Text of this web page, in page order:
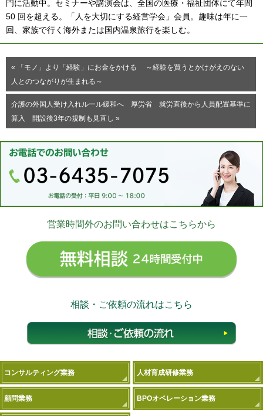
門に活動中。セミナーや講演会は、全国の医療・福祉団体にて年間
50 回を超える。「人を大切にする経営学会」会員。趣味は年に一
回、家族で行く海外または国内温泉旅行を楽しむ。
« 「モノ」より「経験」にお金をかける ～経験を買うとかけがえのない
人とのつながりが生まれる～
介護の外国人受け入れルール緩和へ 厚労省 就労直後から人員配置基準に
算入 開設後3年の規制も見直し »
営業時間外のお問い合わせはこちらから
相談・ご依頼の流れはこちら
コンサルティング業務 人材育成研修業務
顧問業務 BPOオペレーション業務